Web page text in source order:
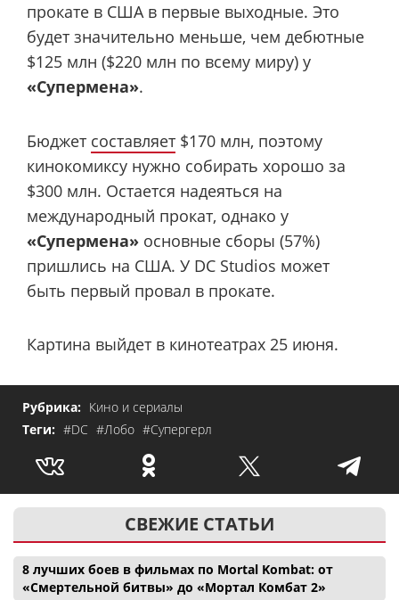
прокате в США в первые выходные. Это
будет значительно меньше, чем дебютные
$125 млн ($220 млн по всему миру) у
«Супермена».
Бюджет составляет $170 млн, поэтому
кинокомиксу нужно собирать хорошо за
$300 млн. Остается надеяться на
международный прокат, однако у
«Супермена» основные сборы (57%)
пришлись на США. У DC Studios может
быть первый провал в прокате.
Картина выйдет в кинотеатрах 25 июня.
Рубрика: Кино и сериалы
Теги: #DC #Лобо #Супергерл
СВЕЖИЕ СТАТЬИ
8 лучших боев в фильмах по Mortal Kombat: от
«Смертельной битвы» до «Мортал Комбат 2»